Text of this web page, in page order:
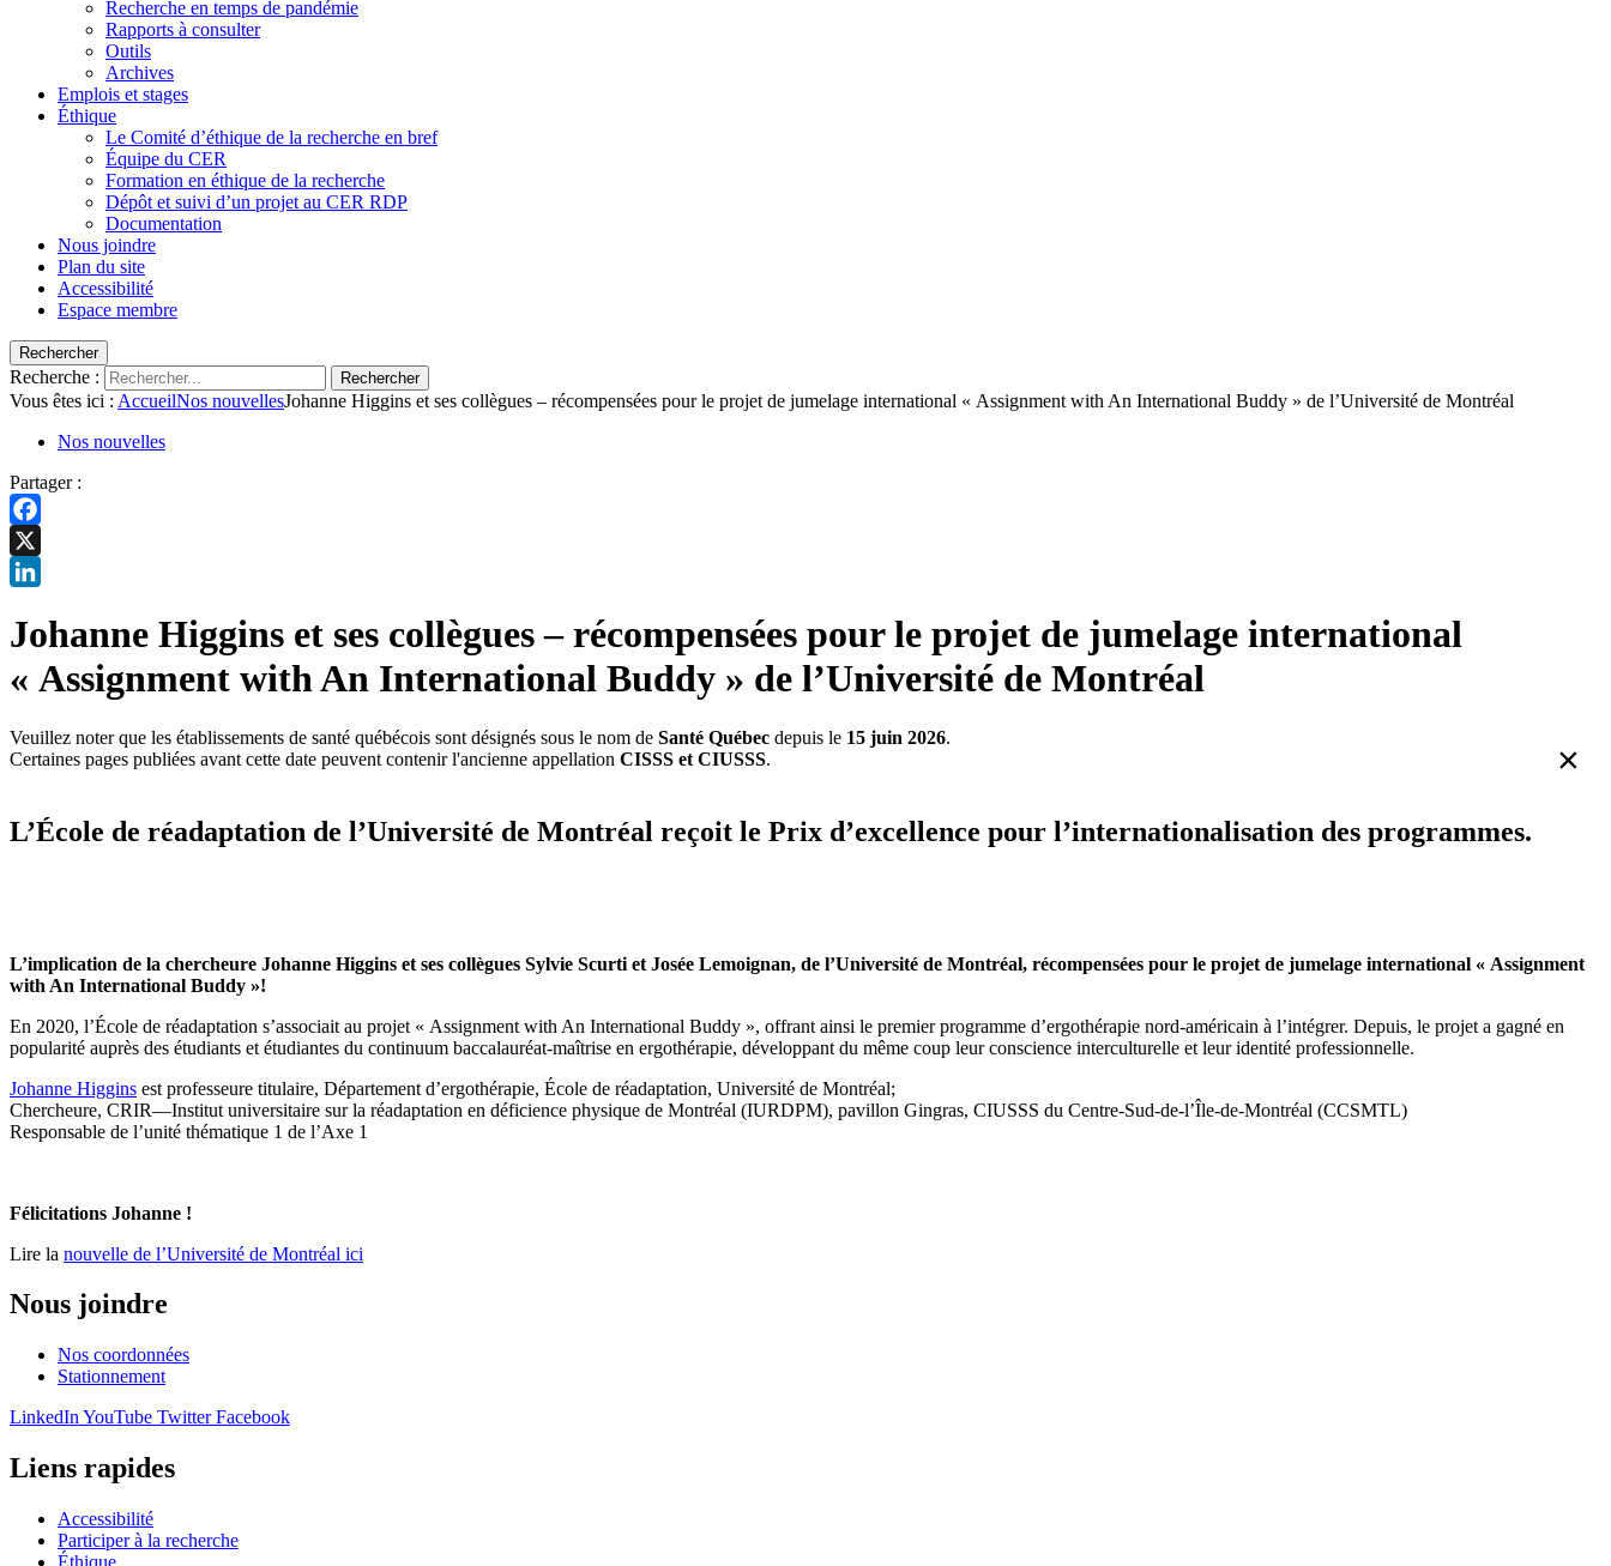
Recherche en temps de pandémie
Rapports à consulter
Outils
Archives
Emplois et stages
Éthique
Le Comité d’éthique de la recherche en bref
Équipe du CER
Formation en éthique de la recherche
Dépôt et suivi d’un projet au CER RDP
Documentation
Nous joindre
Plan du site
Accessibilité
Espace membre
Rechercher
Recherche : Rechercher
Vous êtes ici : AccueilNos nouvellesJohanne Higgins et ses collègues – récompensées pour le projet de jumelage international « Assignment with An International Buddy » de l’Université de Montréal
Nos nouvelles
Partager :
Facebook
X
Johanne Higgins et ses collègues – récompensées pour le projet de jumelage international
« Assignment with An International Buddy » de l’Université de Montréal
Veuillez noter que les établissements de santé québécois sont désignés sous le nom de Santé Québec depuis le 15 juin 2026.
Certaines pages publiées avant cette date peuvent contenir l'ancienne appellation CISSS et CIUSSS. ×
L’École de réadaptation de l’Université de Montréal reçoit le Prix d’excellence pour l’internationalisation des programmes.
L’implication de la chercheure Johanne Higgins et ses collègues Sylvie Scurti et Josée Lemoignan, de l’Université de Montréal, récompensées pour le projet de jumelage international « Assignment
with An International Buddy »!
En 2020, l’École de réadaptation s’associait au projet « Assignment with An International Buddy », offrant ainsi le premier programme d’ergothérapie nord-américain à l’intégrer. Depuis, le projet a gagné en
popularité auprès des étudiants et étudiantes du continuum baccalauréat-maîtrise en ergothérapie, développant du même coup leur conscience interculturelle et leur identité professionnelle.
Johanne Higgins est professeure titulaire, Département d’ergothérapie, École de réadaptation, Université de Montréal;
Chercheure, CRIR—Institut universitaire sur la réadaptation en déficience physique de Montréal (IURDPM), pavillon Gingras, CIUSSS du Centre-Sud-de-l’Île-de-Montréal (CCSMTL)
Responsable de l’unité thématique 1 de l’Axe 1
Félicitations Johanne !
Lire la nouvelle de l’Université de Montréal ici
Nous joindre
Nos coordonnées
Stationnement
LinkedIn YouTube Twitter Facebook
Liens rapides
Accessibilité
Participer à la recherche